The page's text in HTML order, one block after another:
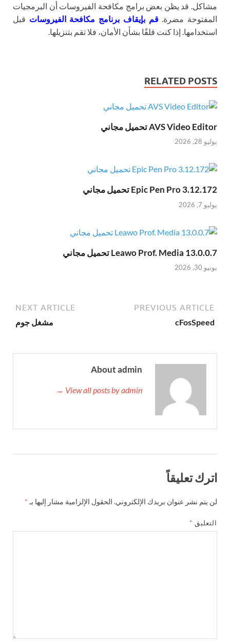
مشاكل. قد يظن بعض برامج مكافحة الفيروسات أن البرمجيات
المفتوحة مضرة.قم بإيقاف برنامج مكافحة الفيروسات قبل
استخدامها. إذا كنت قلقًا بشأن الأمان، فلا تقم بتنزيلها.
RELATED POSTS
AVS Video Editor تحميل مجاني
يوليو 28, 2026
Epic Pen Pro 3.12.172 تحميل مجاني
يوليو 7, 2026
Leawo Prof. Media 13.0.0.7 تحميل مجاني
يونيو 30, 2026
PREVIOUS ARTICLE
cFosSpeed
NEXT ARTICLE
مشغل جوم
About admin
View all posts by admin →
اترك تعليقاً
لن يتم نشر عنوان بريدك الإلكتروني. الحقول الإلزامية مشار إليها بـ *
التعليق *